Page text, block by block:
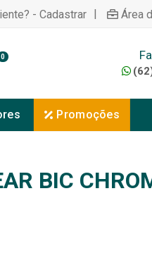
- Cadastrar | Área
0
Promoções
BIC